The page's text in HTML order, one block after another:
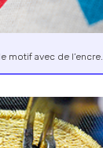
motif avec de l’encre.